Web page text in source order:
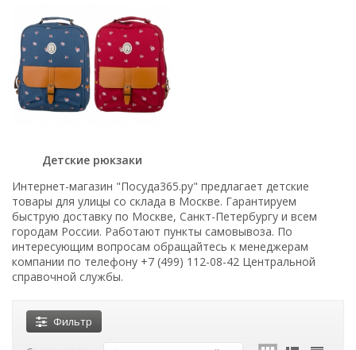
Детские рюкзаки
Интернет-магазин "Посуда365.ру" предлагает детские
товары для улицы со склада в Москве. Гарантируем
быструю доставку по Москве, Санкт-Петербургу и всем
городам России. Работают пункты самовывоза. По
интересующим вопросам обращайтесь к менеджерам
компании по телефону +7 (499) 112-08-42 Центральной
справочной службы.
Фильтр